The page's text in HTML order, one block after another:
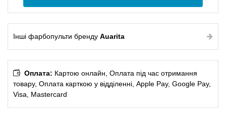
Інші фарбопульти бренду Auarita
Оплата: Картою онлайн, Оплата під час отримання
товару, Оплата карткою у відділенні, Apple Pay, Google Pay,
Visa, Mastercard